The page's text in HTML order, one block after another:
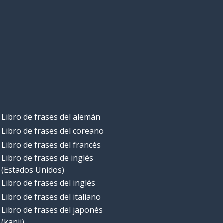
Libro de frases del alemán
Libro de frases del coreano
Libro de frases del francés
Libro de frases de inglés
(Estados Unidos)
Libro de frases del inglés
Libro de frases del italiano
Libro de frases del japonés